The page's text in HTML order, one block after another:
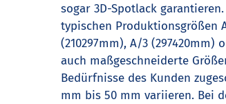
sogar 3D-Spotlack
typischen Produktionsgrößen
(210297mm), A/3 (297420mm)
auch maßgeschneiderte
Bedürfnisse des Kunden
mm bis 50 mm variieren. Bei